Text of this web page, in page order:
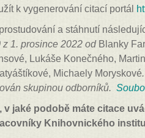
k vygenerování citací portál
a stáhnutí
1. prosince 2022 od Blanky
Lukáše Konečného,
Michaely Moryskové
skupinou odborníků.
jaké podobě máte citace
Knihovnického